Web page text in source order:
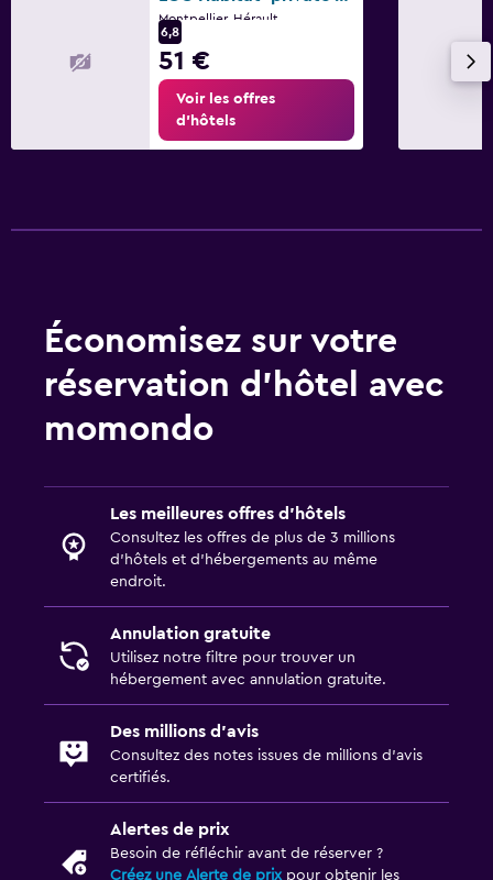
Montpellier, Hérault
6,8
51 €
Voir les offres
d’hôtels
Économisez sur votre
réservation d’hôtel avec
momondo
Les meilleures offres d’hôtels
Consultez les offres de plus de 3 millions
d’hôtels et d’hébergements au même
endroit.
Annulation gratuite
Utilisez notre filtre pour trouver un
hébergement avec annulation gratuite.
Des millions d’avis
Consultez des notes issues de millions d’avis
certifiés.
Alertes de prix
Besoin de réfléchir avant de réserver ?
Créez une Alerte de prix pour obtenir les